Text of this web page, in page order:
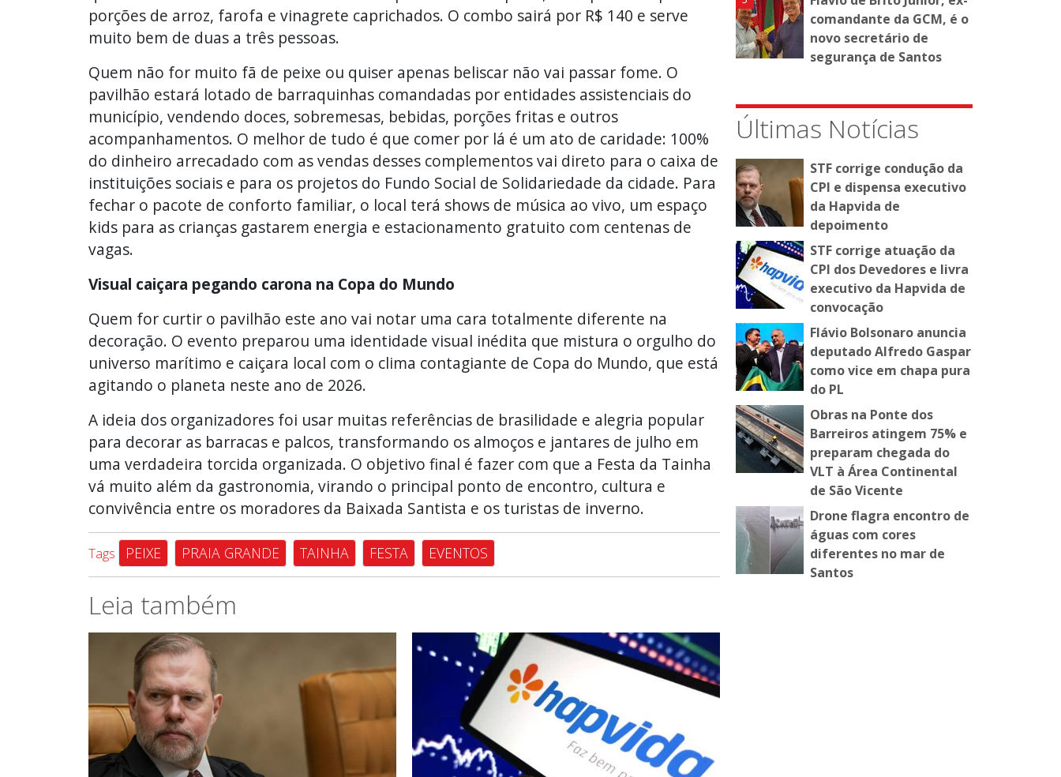
porções de arroz, farofa e vinagrete caprichados. O combo sairá por R$ 140 e serve
muito bem de duas a três pessoas.
Quem não for muito fã de peixe ou quiser apenas beliscar não vai passar fome. O
pavilhão estará lotado de barraquinhas comandadas por entidades assistenciais do
município, vendendo doces, sobremesas, bebidas, porções fritas e outros
acompanhamentos. O melhor de tudo é que comer por lá é um ato de caridade: 100%
do dinheiro arrecadado com as vendas desses complementos vai direto para o caixa de
instituições sociais e para os projetos do Fundo Social de Solidariedade da cidade. Para
fechar o pacote de conforto familiar, o local terá shows de música ao vivo, um espaço
kids para as crianças gastarem energia e estacionamento gratuito com centenas de
vagas.
Visual caiçara pegando carona na Copa do Mundo
Quem for curtir o pavilhão este ano vai notar uma cara totalmente diferente na
decoração. O evento preparou uma identidade visual inédita que mistura o orgulho do
universo marítimo e caiçara local com o clima contagiante de Copa do Mundo, que está
agitando o planeta neste ano de 2026.
A ideia dos organizadores foi usar muitas referências de brasilidade e alegria popular
para decorar as barracas e palcos, transformando os almoços e jantares de julho em
uma verdadeira torcida organizada. O objetivo final é fazer com que a Festa da Tainha
vá muito além da gastronomia, virando o principal ponto de encontro, cultura e
convivência entre os moradores da Baixada Santista e os turistas de inverno.
Tags PEIXE PRAIA GRANDE TAINHA FESTA EVENTOS
Leia também
comandante da GCM, é o
novo secretário de
segurança de Santos
Últimas Notícias
STF corrige condução da
CPI e dispensa executivo
da Hapvida de
depoimento
STF corrige atuação da
CPI dos Devedores e livra
executivo da Hapvida de
convocação
Flávio Bolsonaro anuncia
deputado Alfredo Gaspar
como vice em chapa pura
do PL
Obras na Ponte dos
Barreiros atingem 75% e
preparam chegada do
VLT à Área Continental
de São Vicente
Drone flagra encontro de
águas com cores
diferentes no mar de
Santos